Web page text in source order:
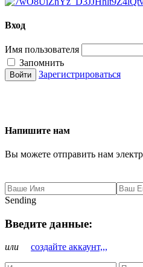
Вход
Имя пользователя
Запомнить
Зарегистрироваться
Напишите нам
Вы можете отправить нам
Sending
Введите данные:
или создайте аккаунт,,,